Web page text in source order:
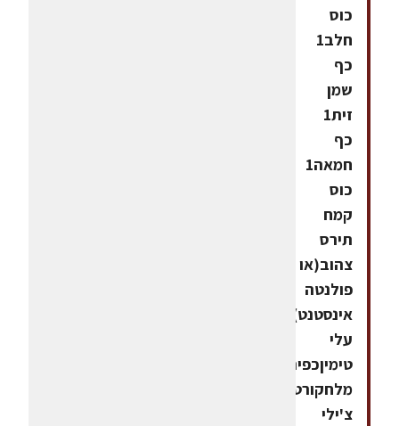
כוס
חלב1
כף
שמן
זית1
כף
חמאה1
כוס
קמח
תירס
צהוב(או
פולנטה
אינסטנט)כמה
עלי
טימיןכפית
מלחקורט
צ'ילי